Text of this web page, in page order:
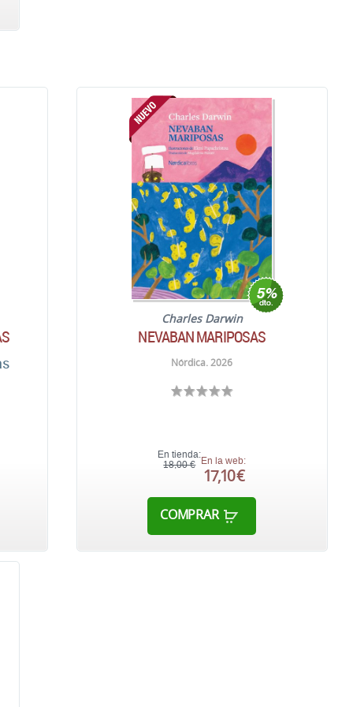
Charles Darwin
NEVABAN MARIPOSAS
Nórdica. 2026
En tienda:
18,00 €
En la web:
17,10 €
COMPRAR